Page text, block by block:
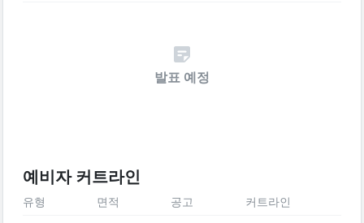
발표 예정
예비자 커트라인
유형 면적 공고 커트라인